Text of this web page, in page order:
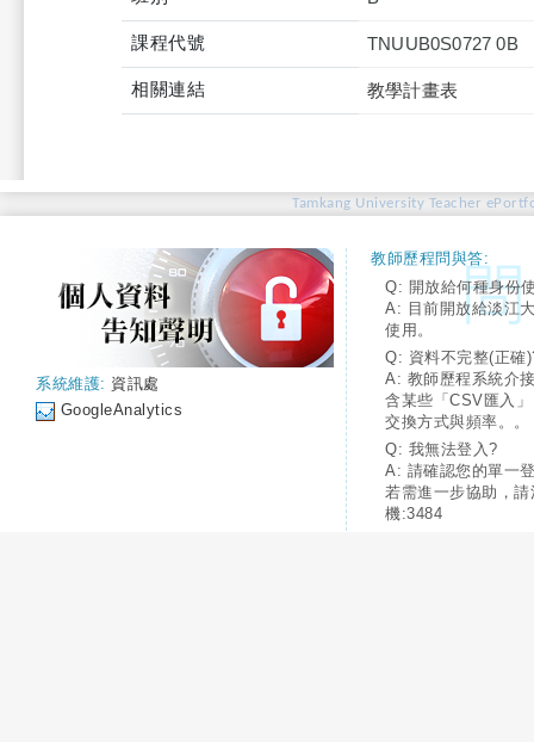
課程代號 TNUUB0S0727 0B
相關連結 教學計畫表
Tamkang University Teacher
系統維護: 資訊處
GoogleAnalytics
教師歷程問與答:
Q: 開放給何種身份
A: 目前開放給淡江
使用。
Q: 資料不完整(正確
A: 教師歷程系統介
含某些「CSV匯入
交換方式與頻率。。
Q: 我無法登入?
A: 請確認您的單一
若需進一步協助，
機:3484